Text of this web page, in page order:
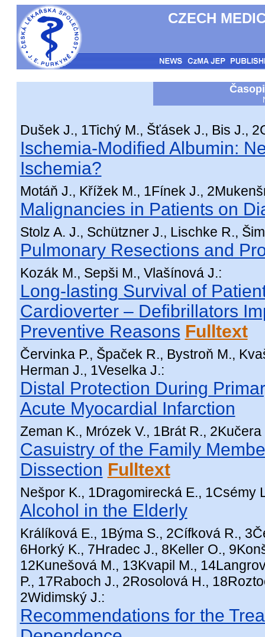
CZECH
Dušek J., 1Tichý M., Šťásek J., Bis J.,
Ischemia-Modified Albumin:
Ischemia?
Motáň J., Křížek M., 1Fínek J.,
Malignancies in Patients on
Stolz A. J., Schützner J., Lischke R.,
Pulmonary Resections and
Kozák M., Sepši M., Vlašínová J.:
Long-lasting Survival of
Cardioverter – Defibrillators
Preventive Reasons Fulltext
Červinka P., Špaček R., Bystroň M.,
Herman J., 1Veselka J.:
Distal Protection During
Acute Myocardial Infarction
Zeman K., Mrózek V., 1Brát R., 2Kučera
Casuistry of the Family
Dissection Fulltext
Nešpor K., 1Dragomirecká E., 1Csémy
Alcohol in the Elderly
Králíková E., 1Býma S., 2Cífková R.,
6Horký K., 7Hradec J., 8Keller O.,
12Kunešová M., 13Kvapil M.,
P., 17Raboch J., 2Rosolová H.,
2Widimský J.:
Recommendations for the